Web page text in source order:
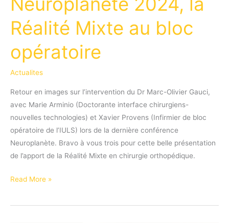
Réalité Mixte au bloc
opératoire
Actualites
Retour en images sur l’intervention du Dr Marc-Olivier Gauci,
avec Marie Arminio (Doctorante interface chirurgiens-
nouvelles technologies) et Xavier Provens (Infirmier de bloc
opératoire de l’IULS) lors de la dernière conférence
Neuroplanète. Bravo à vous trois pour cette belle présentation
de l’apport de la Réalité Mixte en chirurgie orthopédique.
Neuroplanète
la
Read More »